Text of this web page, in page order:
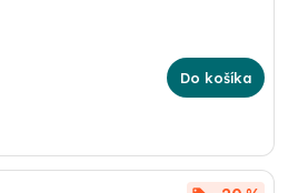
Do košíka